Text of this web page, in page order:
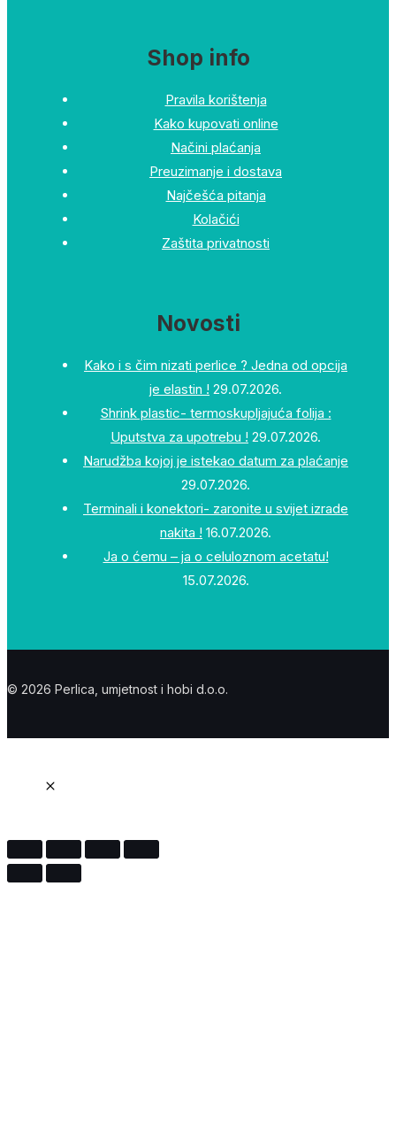
Shop info
Pravila korištenja
Kako kupovati online
Načini plaćanja
Preuzimanje i dostava
Najčešća pitanja
Kolačići
Zaštita privatnosti
Novosti
Kako i s čim nizati perlice ? Jedna od opcija
je elastin ! 29.07.2026.
Shrink plastic- termoskupljajuća folija :
Uputstva za upotrebu ! 29.07.2026.
Narudžba kojoj je istekao datum za plaćanje
29.07.2026.
Terminali i konektori- zaronite u svijet izrade
nakita ! 16.07.2026.
Ja o ćemu – ja o celuloznom acetatu!
15.07.2026.
© 2026 Perlica, umjetnost i hobi d.o.o.